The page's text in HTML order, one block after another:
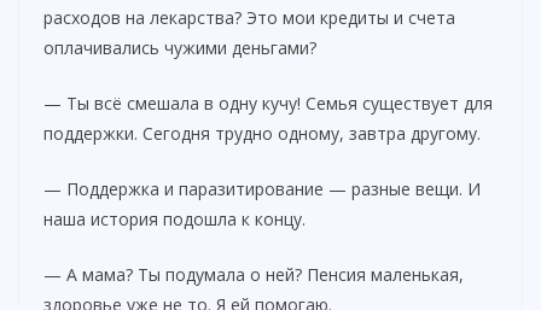
расходов на лекарства? Это мои кредиты и счета
оплачивались чужими деньгами?
— Ты всё смешала в одну кучу! Семья существует для
поддержки. Сегодня трудно одному, завтра другому.
— Поддержка и паразитирование — разные вещи. И
наша история подошла к концу.
— А мама? Ты подумала о ней? Пенсия маленькая,
здоровье уже не то. Я ей помогаю.